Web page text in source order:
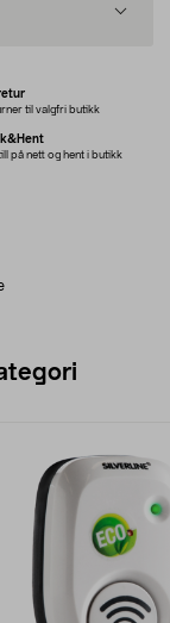
til valgfri butikk
på nett og hent i butikk